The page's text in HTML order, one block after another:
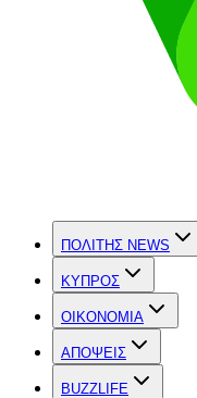
ΠΟΛΙΤΗΣ NEWS
ΚΥΠΡΟΣ
OIKONOMIA
ΑΠΟΨΕΙΣ
BUZZLIFE